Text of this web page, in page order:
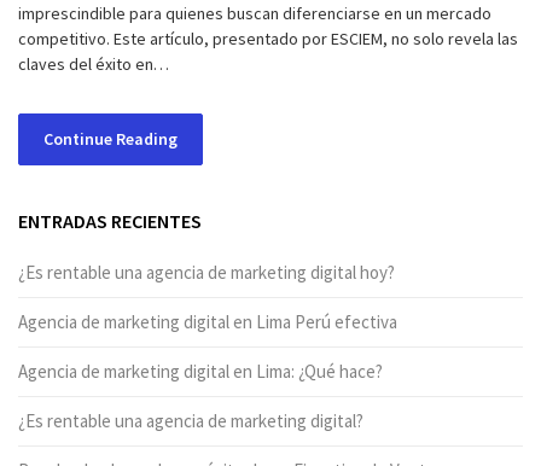
imprescindible para quienes buscan diferenciarse en un mercado
competitivo. Este artículo, presentado por ESCIEM, no solo revela las
claves del éxito en…
Continue Reading
ENTRADAS RECIENTES
¿Es rentable una agencia de marketing digital hoy?
Agencia de marketing digital en Lima Perú efectiva
Agencia de marketing digital en Lima: ¿Qué hace?
¿Es rentable una agencia de marketing digital?